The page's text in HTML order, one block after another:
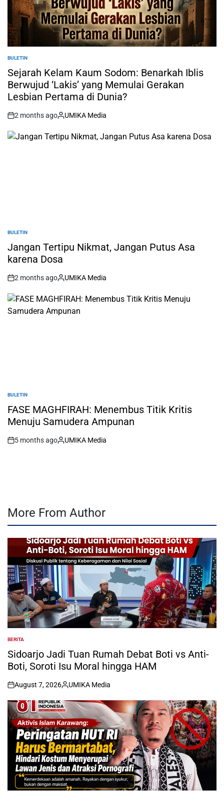
POSTED
IN
BULETIN
Sejarah Kelam Kaum Sodom: Benarkah Iblis
Berwujud ‘Lakis’ yang Memulai Gerakan
Lesbian Pertama di Dunia?
on
2 months ago
Posted
UMIKA Media
POSTED
IN
BULETIN
Jangan Tertipu Nikmat, Jangan Putus Asa
karena Dosa
on
2 months ago
Posted
UMIKA Media
POSTED
IN
BULETIN
FASE MAGHFIRAH: Menembus Titik Kritis
Menuju Samudera Ampunan
on
5 months ago
Posted
UMIKA Media
More From Author
POSTED
IN
BERITA
Sidoarjo Jadi Tuan Rumah Debat Boti vs Anti-
Boti, Soroti Isu Moral hingga HAM
on
August 7, 2026
Posted
by
UMIKA Media